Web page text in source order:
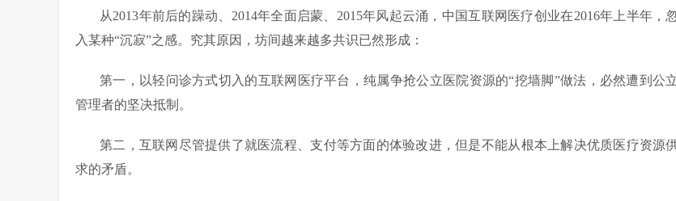
从2013年前后的躁动、2014年全面启蒙、2015年风起云涌，中国互联网医疗创业在2016年上半年，
入某种“沉寂”之感。究其原因，坊间越来越多共识已然形成：
第一，以轻问诊方式切入的互联网医疗平台，纯属争抢公立医院资源的“挖墙脚”做法，必然遭到公
管理者的坚决抵制。
第二，互联网尽管提供了就医流程、支付等方面的体验改进，但是不能从根本上解决优质医疗资源
求的矛盾。